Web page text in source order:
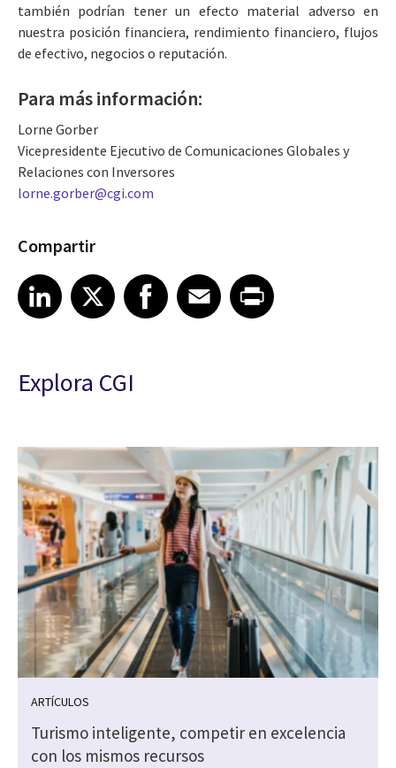
también podrían tener un efecto material adverso en
nuestra posición financiera, rendimiento financiero, flujos
de efectivo, negocios o reputación.
Para más información:
Lorne Gorber
Vicepresidente Ejecutivo de Comunicaciones Globales y
Relaciones con Inversores
lorne.gorber@cgi.com
Compartir
Share article on LinkedIn
LinkedIn
Share article on XShare article on Facebook
Facebook
Share article on Email
EmailShare article on Print
Explora CGI
ARTÍCULOS
Turismo inteligente, competir en excelencia
con los mismos recursos